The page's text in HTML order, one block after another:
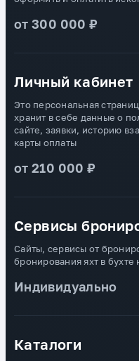
от 300 000 ₽
Личный кабинет
Это персональная
хранит в себе данные о
сайте, заявки, историю
карты оплаты
от 210 000 ₽
Сервисы
Сайты, сервисы от
бронирования яхт в
Индивидуально
Каталоги